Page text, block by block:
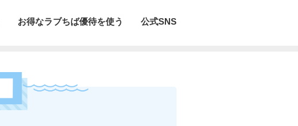
お得なラブちば優待を使う 公式SNS